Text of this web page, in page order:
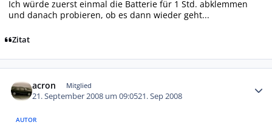
Ich würde zuerst einmal die Batterie für 1 Std. abklemmen
und danach probieren, ob es dann wieder geht...
Zitat
acron Mitglied
21. September 2008 um 09:0521. Sep 2008
AUTOR